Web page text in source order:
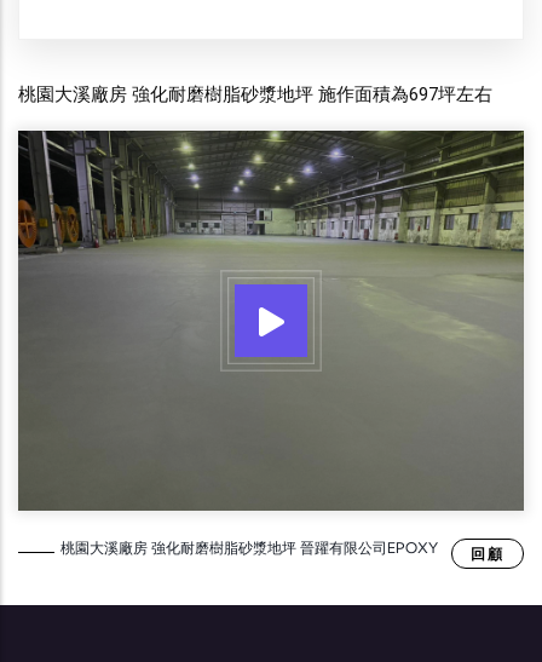
桃園大溪廠房 強化耐磨樹脂砂漿地坪 施作面積為697坪左右
桃園大溪廠房 強化耐磨樹脂砂漿地坪 晉躍有限公司EPOXY 回顧